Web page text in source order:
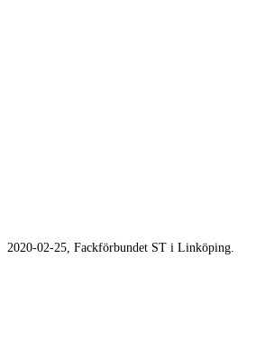
2020-02-25, Fackförbundet ST i Linköping.